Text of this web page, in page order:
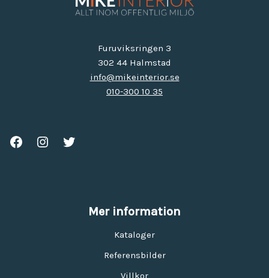
Furuviksringen 3
302 44 Halmstad
info@mikeinterior.se
010-300 10 35
Mer information
Kataloger
Referensbilder
Villkor